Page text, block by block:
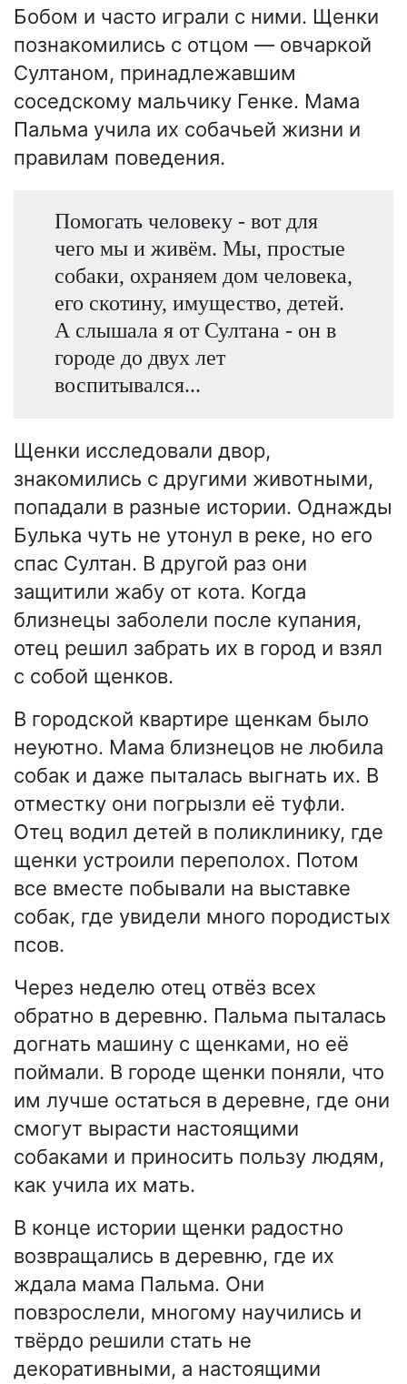
Бобом и часто играли с ними. Щенки
познакомились с отцом — овчаркой
Султаном, принадлежавшим
соседскому мальчику Генке. Мама
Пальма учила их собачьей жизни и
правилам поведения.
Помогать человеку - вот для
чего мы и живём. Мы, простые
собаки, охраняем дом человека,
его скотину, имущество, детей.
А слышала я от Султана - он в
городе до двух лет
воспитывался...
Щенки исследовали двор,
знакомились с другими животными,
попадали в разные истории. Однажды
Булька чуть не утонул в реке, но его
спас Султан. В другой раз они
защитили жабу от кота. Когда
близнецы заболели после купания,
отец решил забрать их в город и взял
с собой щенков.
В городской квартире щенкам было
неуютно. Мама близнецов не любила
собак и даже пыталась выгнать их. В
отместку они погрызли её туфли.
Отец водил детей в поликлинику, где
щенки устроили переполох. Потом
все вместе побывали на выставке
собак, где увидели много породистых
псов.
Через неделю отец отвёз всех
обратно в деревню. Пальма пыталась
догнать машину с щенками, но её
поймали. В городе щенки поняли, что
им лучше остаться в деревне, где они
смогут вырасти настоящими
собаками и приносить пользу людям,
как учила их мать.
В конце истории щенки радостно
возвращались в деревню, где их
ждала мама Пальма. Они
повзрослели, многому научились и
твёрдо решили стать не
декоративными, а настоящими